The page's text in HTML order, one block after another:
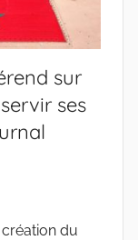
sur
ses
création du